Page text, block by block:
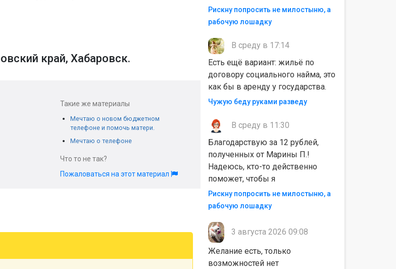
край, Хабаровск.
Такие же материалы
Мечтаю о новом бюджетном
телефоне и помочь матери.
Мечтаю о телефоне
Что то не так?
Пожаловаться на этот материал
Рискну попросить не милостыню, а
рабочую лошадку
В среду в 17:14
Есть ещё вариант: жильё по
договору социального найма, это
как бы в аренду у государства.
Чужую беду руками разведу
В среду в 11:30
Благодарствую за 12 рублей,
полученных от Марины П.!
Надеюсь, кто-то действенно
поможет, чтобы я
Рискну попросить не милостыню, а
рабочую лошадку
3 августа 2026 09:08
Желание есть, только
возможностей нет